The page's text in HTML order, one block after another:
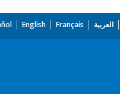
English Français العربية